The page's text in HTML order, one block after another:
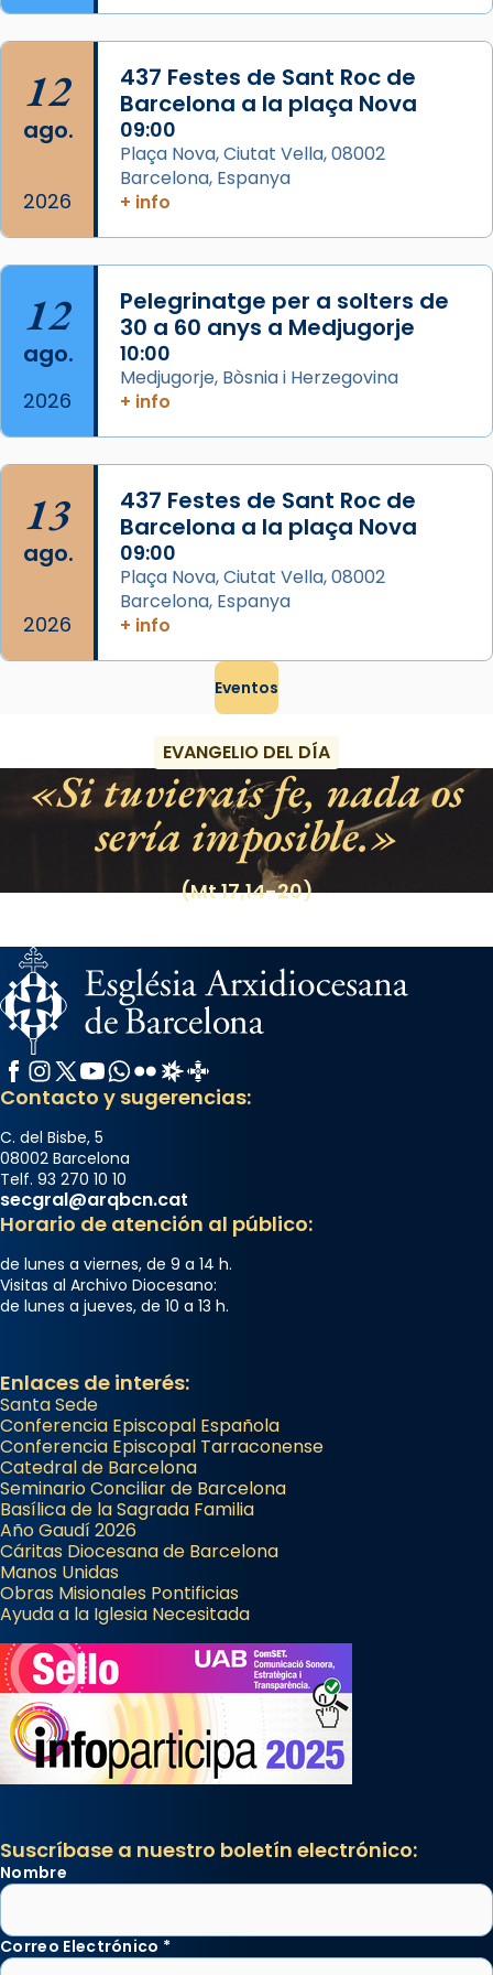
Acompanyant la història de sant Cugat, a
partir de l’Edat Mitjana sorgeix la tradició
que les santes Juliana (“relatiu a Júlia”) i
Semproniana (“relatiu a Semprònia =
eterna”) són deixebles seves. I l’any 1667, el
frare Joan Gaspar Roig, afirma en una obra
que les santes són filles de l’antiga Iluro.
Mataró en reivindicarà les relíq
Foto
View on Facebook ·
12
ago.
2026
437 Festes de Sant Roc de
Barcelona a la plaça Nova
09:00
Plaça Nova, Ciutat Vella, 08002
Barcelona, Espanya
+ info
12
ago.
2026
Pelegrinatge per a solters de
30 a 60 anys a Medjugorje
10:00
Medjugorje, Bòsnia i Herzegovina
+ info
13
ago.
2026
437 Festes de Sant Roc de
Barcelona a la plaça Nova
09:00
Plaça Nova, Ciutat Vella, 08002
Barcelona, Espanya
+ info
Eventos
EVANGELIO DEL DÍA
Si tuvierais fe, nada os
sería imposible.
(Mt 17,14-20)
Facebook
Instagram
X / Twitter
YouTube
WhatsApp
FlickrRadio Estel
Catalunya Cristiana
Contacto y sugerencias:
C. del Bisbe, 5
08002 Barcelona
Telf. 93 270 10 10
secgral@arqbcn.cat
Horario de atención al público:
de lunes a viernes, de 9 a 14 h.
Visitas al Archivo Diocesano:
de lunes a jueves, de 10 a 13 h.
Enlaces de interés:
Santa Sede
Conferencia Episcopal Española
Conferencia Episcopal Tarraconense
Catedral de Barcelona
Seminario Conciliar de Barcelona
Basílica de la Sagrada Familia
Año Gaudí 2026
Cáritas Diocesana de Barcelona
Manos Unidas
Obras Misionales Pontificias
Ayuda a la Iglesia Necesitada
Suscríbase a nuestro boletín electrónico:
Nombre
Correo Electrónico *